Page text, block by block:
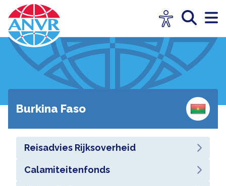
Burkina Faso
Reisadvies Rijksoverheid
Calamiteitenfonds